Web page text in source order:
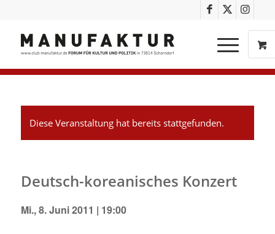
Diese Veranstaltung hat bereits stattgefunden.
Deutsch-koreanisches Konzert
Mi., 8. Juni 2011 | 19:00